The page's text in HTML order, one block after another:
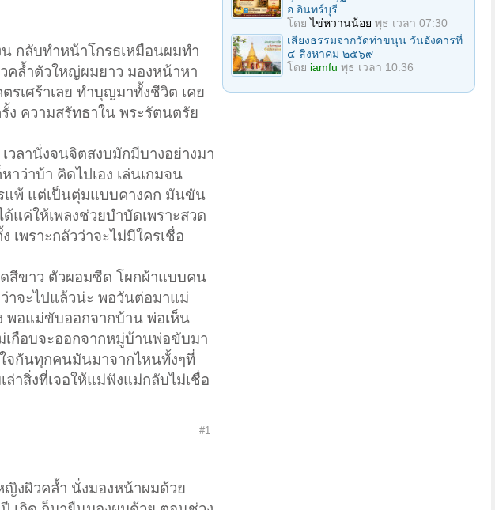
กลับทำหน้าโกรธเหมือนผมทำ
คล้ำตัวใหญ่ผมยาว มองหน้าหา
รเศร้าเลย ทำบุญมาทั้งชีวิต เคย
ง ความสรัทธาใน พระรัตนตรัย
วลานั่งจนจิตสงบมักมีบางอย่างมา
ว่าบ้า คิดไปเอง เล่นเกมจน
แพ้ แต่เป็นตุ่มแบบคางคก มันขัน
ค่ให้เพลงช่วยบำบัดเพราะสวด
พราะกลัวว่าจะไม่มีใครเชื่อ
สีขาว ตัวผอมซีด โผกผ้าแบบคน
าจะไปแล้วน่ะ พอวันต่อมาแม่
พอแม่ขับออกจากบ้าน พ่อเห็น
กือบจะออกจากหมู่บ้านพ่อขับมา
จกันทุกคนมันมาจากไหนทั้งๆที่
าสิ่งที่เจอให้แม่ฟังแม่กลับไม่เชื่อ
#1
งผิวคล้ำ นั่งมองหน้าผมด้วย
อ.อินทร์บุรี...
โดยไข่หวานน้อย พุธ เวลา 07:30
เสียงธรรมจากวัดท่าขนุน วันอังคารที่
๔ สิงหาคม ๒๕๖๙
โดย iamfu พุธ เวลา 10:36